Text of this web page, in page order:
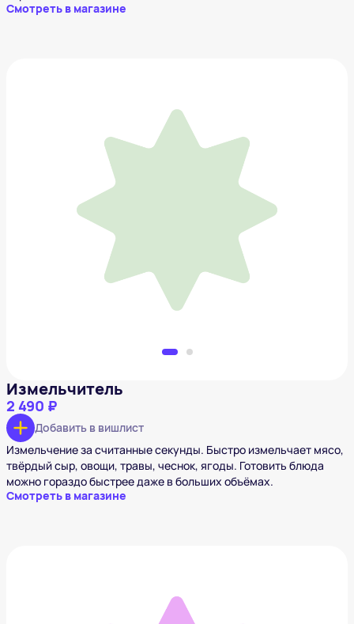
Смотреть в магазине
Измельчитель
2 490 ₽
Добавить в вишлист
Измельчение за считанные секунды. Быстро измельчает мясо,
твёрдый сыр, овощи, травы, чеснок, ягоды. Готовить блюда
можно гораздо быстрее даже в больших объёмах.
Смотреть в магазине